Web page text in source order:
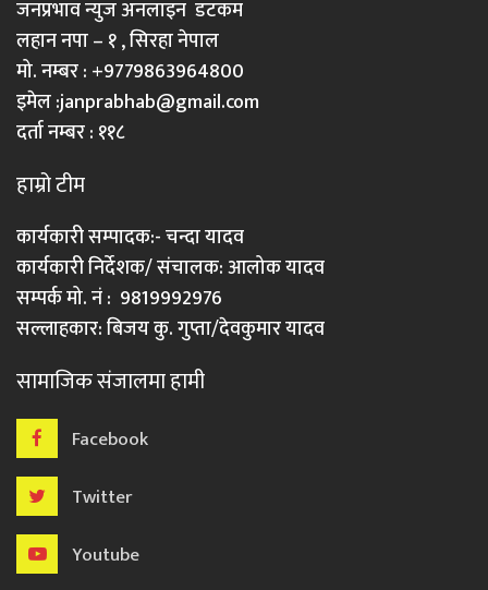
जनप्रभाव न्युज अनलाइन डटकम
लहान नपा – १ , सिरहा नेपाल
मो. नम्बर : +9779863964800
इमेल :janprabhab@gmail.com
दर्ता नम्बर : ११८
हाम्रो टीम
कार्यकारी सम्पादक:- चन्दा यादव
कार्यकारी निर्देशक/ संचालक: आलोक यादव
सम्पर्क मो. नं : 9819992976
सल्लाहकार: बिजय कु. गुप्ता/देवकुमार यादव
सामाजिक संजालमा हामी
Facebook
Twitter
Youtube